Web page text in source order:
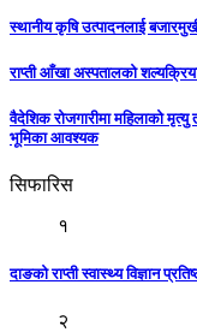
स्थानीय कृषि उत्पादनलाई
राप्ती आँखा अस्पतालको
वैदेशिक रोजगारीमा महिलाको
भूमिका आवश्यक
सिफारिस
१
दाङको राप्ती स्वास्थ्य विज्ञान
२